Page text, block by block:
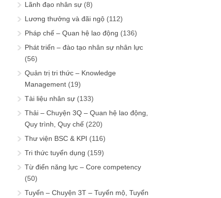
Lãnh đạo nhân sự (8)
Lương thưởng và đãi ngộ (112)
Pháp chế – Quan hệ lao động (136)
Phát triển – đào tạo nhân sự nhân lực
(56)
Quản trị tri thức – Knowledge
Management (19)
Tài liệu nhân sự (133)
Thải – Chuyện 3Q – Quan hệ lao động,
Quy trình, Quy chế (220)
Thư viện BSC & KPI (116)
Tri thức tuyển dụng (159)
Từ điển năng lực – Core competency
(50)
Tuyển – Chuyện 3T – Tuyển mộ, Tuyển